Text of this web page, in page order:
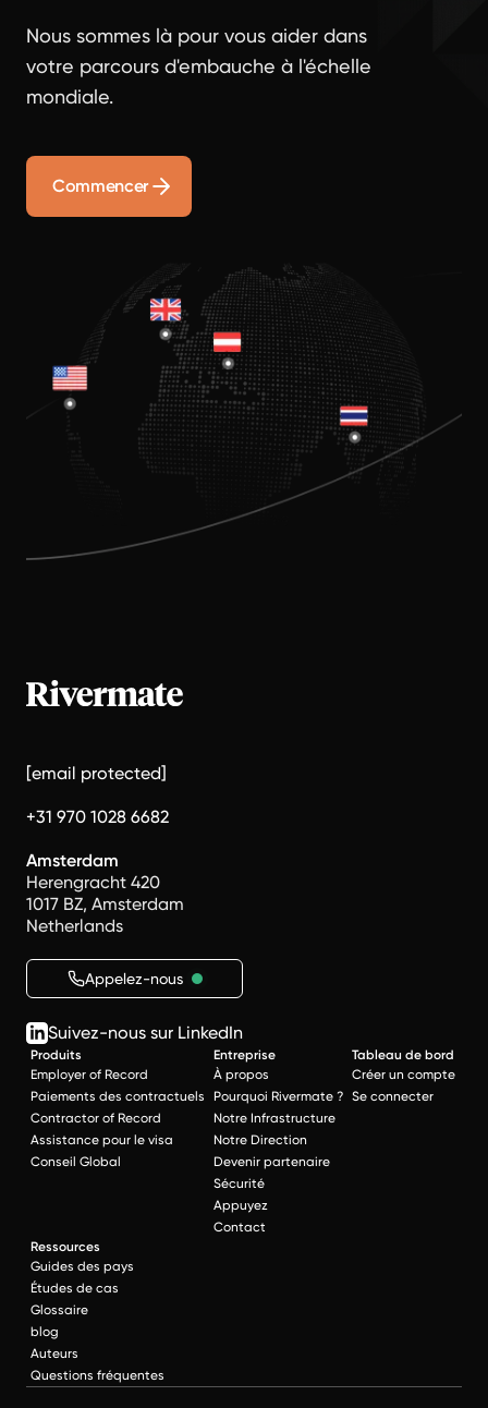
Nous sommes là pour vous aider dans
votre parcours d'embauche à l'échelle
mondiale.
Commencer
[email protected]
+31 970 1028 6682
Amsterdam
Herengracht 420
1017 BZ, Amsterdam
Netherlands
Appelez-nous
Suivez-nous sur LinkedIn
Produits
Employer of Record
Paiements des contractuels
Contractor of Record
Assistance pour le visa
Conseil Global
Entreprise
À propos
Pourquoi Rivermate ?
Notre Infrastructure
Notre Direction
Devenir partenaire
Sécurité
Appuyez
Contact
Tableau de bord
Créer un compte
Se connecter
Ressources
Guides des pays
Études de cas
Glossaire
blog
Auteurs
Questions fréquentes